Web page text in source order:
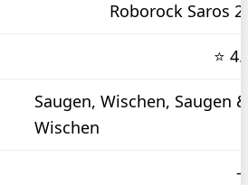
Roborock Saros
⭐
Saugen, Wischen, Saugen &
Wischen